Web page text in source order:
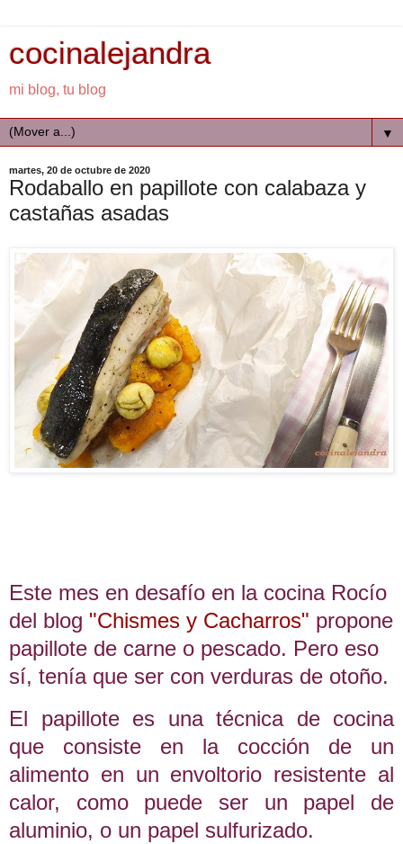
cocinalejandra
mi blog, tu blog
▼
martes, 20 de octubre de 2020
Rodaballo en papillote con calabaza y
castañas asadas
Este mes en desafío en la cocina Rocío
del blog "Chismes y Cacharros" propone
papillote de carne o pescado. Pero eso
sí, tenía que ser con verduras de otoño.
El papillote es una técnica de cocina
que consiste en la cocción de un
alimento en un envoltorio resistente al
calor, como puede ser un papel de
aluminio, o un papel sulfurizado.